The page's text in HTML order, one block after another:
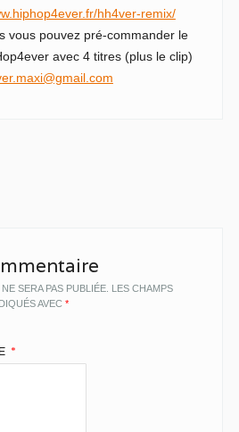
hh4ver-remix/
vous pouvez pré-commander le
avec 4 titres (plus le clip)
SERA PAS PUBLIÉE. LES CHAMPS
AVEC *
*